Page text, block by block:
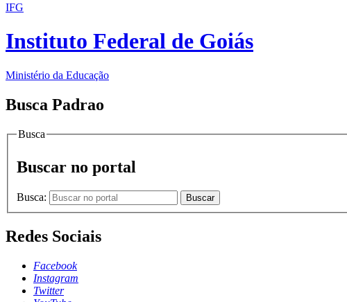
IFG
Instituto Federal de Goiás
Ministério da Educação
Busca Padrao
Busca
Buscar no portal
Busca: Buscar
Redes Sociais
Facebook
Instagram
Twitter